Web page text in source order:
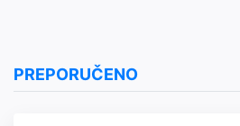
PREPORUČENO